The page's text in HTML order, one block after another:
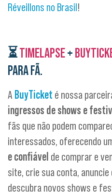
Réveillons no Brasil!
⏳TIMELAPSE+
PARA FÃ.
A BuyTicket é nossa
ingressos de shows e
fãs que não podem
interessados, oferecendo
e confiável de comprar e
site, crie sua conta,
descubra novos shows e